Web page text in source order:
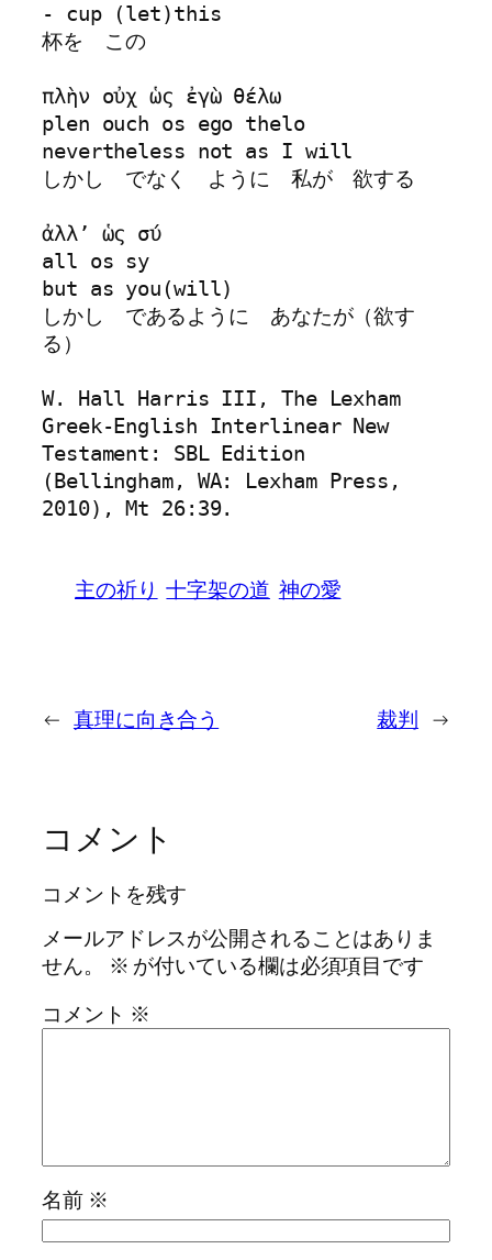
- cup (let)this
杯を　この
πλὴν οὐχ ὡς ἐγὼ θέλω
plen ouch os ego thelo
nevertheless not as I will
しかし　でなく　ように　私が　欲する
ἀλλʼ ὡς σύ
all os sy
but as you(will)
しかし　であるように　あなたが（欲す
る）
W. Hall Harris III, The Lexham
Greek-English Interlinear New
Testament: SBL Edition
(Bellingham, WA: Lexham Press,
2010), Mt 26:39.
主の祈り 十字架の道 神の愛
← 真理に向き合う 裁判 →
コメント
コメントを残す
メールアドレスが公開されることはありま
せん。
※ が付いている欄は必須項目です
コメント ※
名前 ※